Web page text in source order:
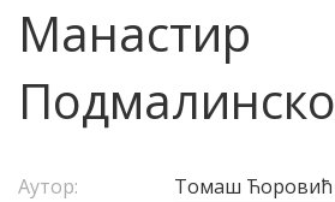
Манастир
Подмалинско
Аутор:
Томаш Ћоровић